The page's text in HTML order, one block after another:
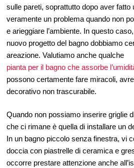
sulle pareti, soprattutto dopo aver fatto
veramente un problema quando non
e arieggiare l’ambiente. In questo
nuovo progetto del bagno dobbiamo
areazione. Valutiamo anche qualche
pianta per il bagno che assorbe
possono certamente fare miracoli,
decorativo non trascurabile.
Quando non possiamo inserire griglie
che ci rimane è quella di installare un
In un bagno piccolo senza finestra, vi
doccia con piastrelle di ceramica e
occorre prestare attenzione anche